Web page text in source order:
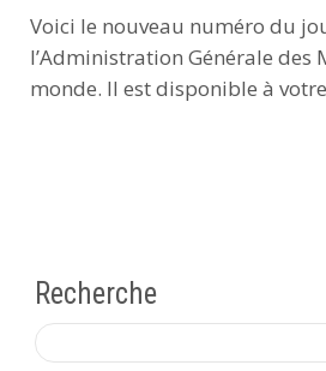
Voici le nouveau numéro du
l’Administration Générale des
monde. Il est disponible à
Recherche